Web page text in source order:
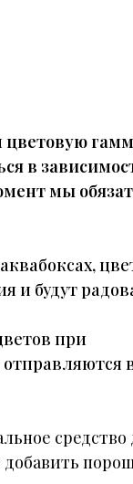
в
мы
и будут
при
отправляются
средство
добавить